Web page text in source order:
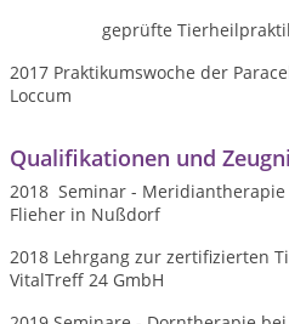
geprüfte
2017 Praktikumswoche der
Loccum
Qualifikationen und
2018 Seminar -
Flieher in Nußdorf
2018 Lehrgang zur zertifizierten
VitalTreff 24 GmbH